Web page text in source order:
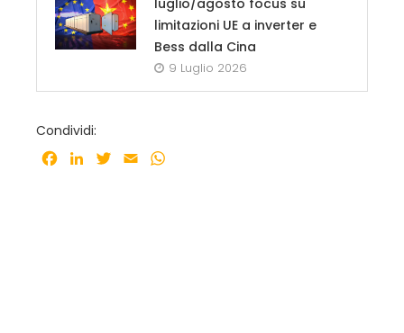
limitazioni UE a inverter e
Bess dalla Cina
9 Luglio 2026
Condividi:
Facebook
LinkedInTwitter
Email